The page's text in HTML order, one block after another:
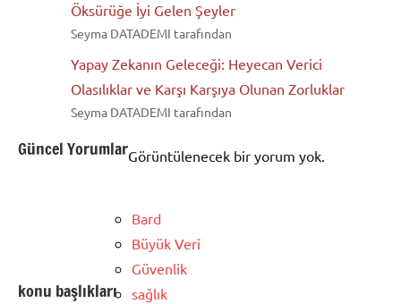
Öksürüğe İyi Gelen Şeyler
Seyma DATADEMI tarafından
Yapay Zekanın Geleceği: Heyecan Verici
Olasılıklar ve Karşı Karşıya Olunan Zorluklar
Seyma DATADEMI tarafından
Güncel YorumlarGörüntülenecek bir yorum yok.
konu başlıkları
Bard
Büyük Veri
Güvenlik
sağlık